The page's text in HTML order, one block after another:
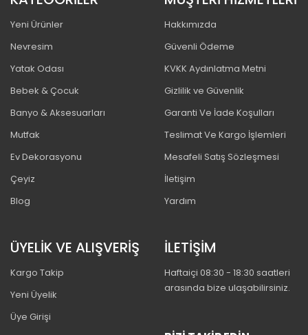
Yeni Ürünler
Nevresim
Yatak Odası
Bebek & Çocuk
Banyo & Aksesuarları
Mutfak
Ev Dekorasyonu
Çeyiz
Blog
Hakkımızda
Güvenli Ödeme
KVKK Aydınlatma Metni
Gizlilik ve Güvenlik
Garanti Ve İade Koşulları
Teslimat Ve Kargo İşlemleri
Mesafeli Satış Sözleşmesi
İletişim
Yardım
ÜYELİK VE ALIŞVERİŞ
Kargo Takip
Yeni Üyelik
Üye Girişi
İLETİŞİM
Haftaiçi 08:30 - 18:30 saatleri
arasında bize ulaşabilirsiniz.